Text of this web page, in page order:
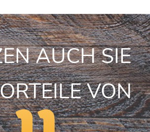
AUCH SIE
VON